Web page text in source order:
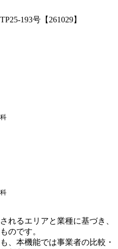
193号【261029】
れるエリアと業種に基づき、
のです。
、本機能では事業者の比較・